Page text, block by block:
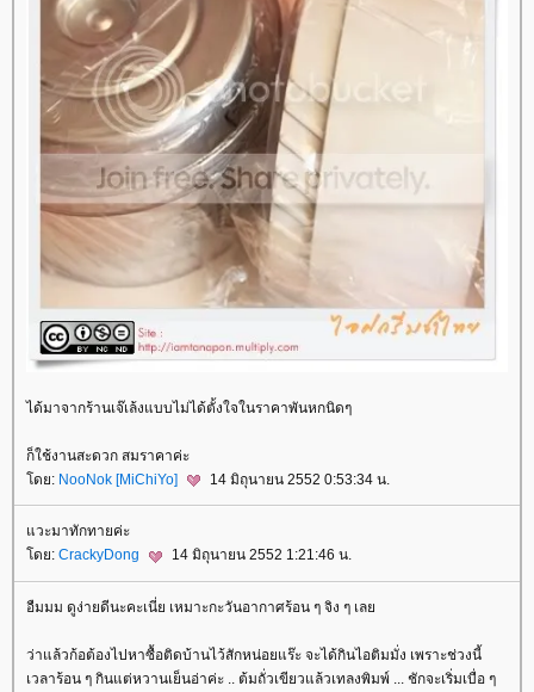
ได้มาจากร้านเจ๊เล้งแบบไม่ได้ตั้งใจในราคาพันหกนิดๆ
ก็ใช้งานสะดวก สมราคาค่ะ
ดย: NooNok [MiChiYo] 14 มิถุนายน 2552 0:53:34 น.
วะมาทักทายค่ะ
ดย: CrackyDong 14 มิถุนายน 2552 1:21:46 น.
อืมมม ดูง่ายดีนะคะเนี่ย เหมาะกะวันอากาศร้อน ๆ จิง ๆ เล
ว่าแล้วก้อต้องไปหาซื้อติดบ้านไว้สักหน่อยแร๊ะ จะได้กินไอติมมั่ง เพราะช่วงนี้
เวลาร้อน ๆ กินแต่หวานเย็นอ่าค่ะ .. ต้มถั่วเขียวแล้วเทลงพิมพ์ ... ชักจะเริ่มเบื่อ ๆ